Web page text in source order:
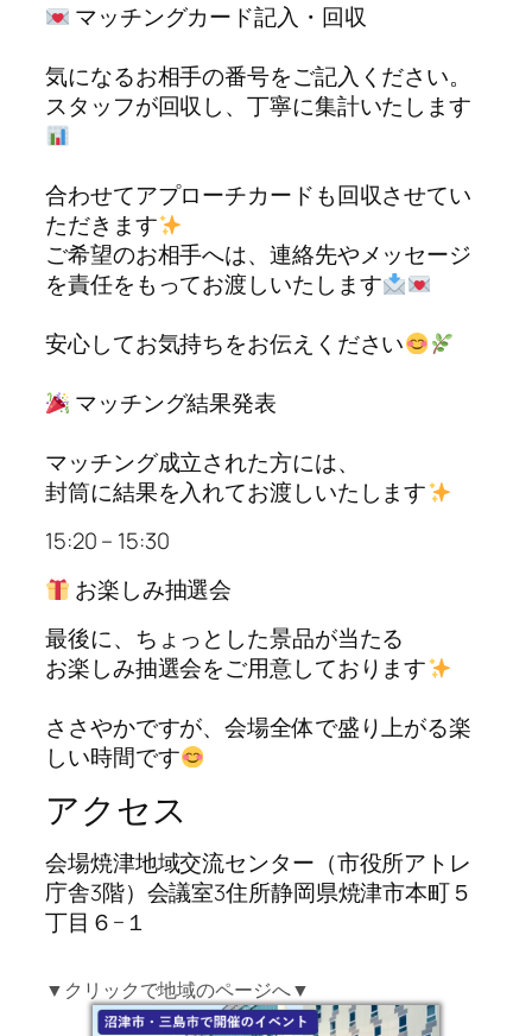
マッチングカード記入・回収
気になるお相手の番号をご記入ください。
スタッフが回収し、丁寧に集計いたします
合わせてアプローチカードも回収させてい
ただきます
ご希望のお相手へは、連絡先やメッセージ
を責任をもってお渡しいたします
安心してお気持ちをお伝えください
マッチング結果発表
マッチング成立された方には、
封筒に結果を入れてお渡しいたします
15:20 – 15:30
お楽しみ抽選会
最後に、ちょっとした景品が当たる
お楽しみ抽選会をご用意しております
ささやかですが、会場全体で盛り上がる楽
しい時間です
アクセス
会場焼津地域交流センター（市役所アトレ
庁舎3階）会議室3住所静岡県焼津市本町５
丁目６−１
▼クリックで地域のページへ▼